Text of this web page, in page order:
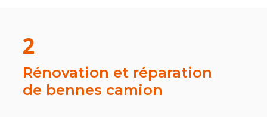
2
Rénovation et réparation
de bennes camion